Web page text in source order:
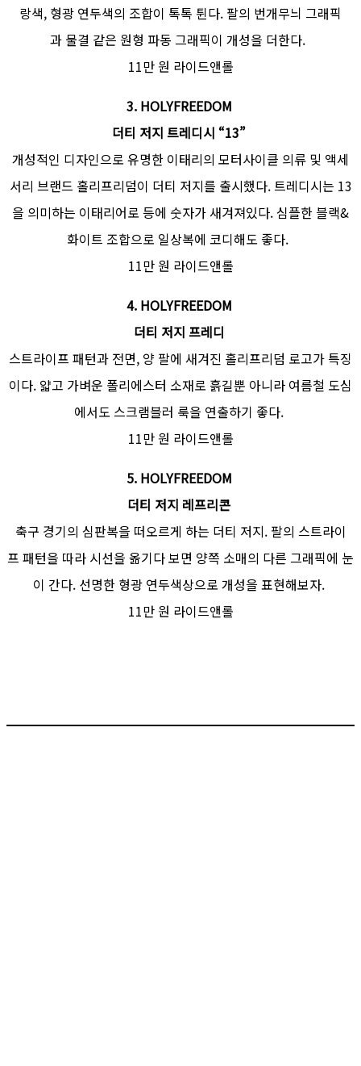
랑색, 형광 연두색의 조합이 톡톡 튄다. 팔의 번개무늬 그래픽
과 물결 같은 원형 파동 그래픽이 개성을 더한다.
11만 원 라이드앤롤
3. HOLYFREEDOM
더티 저지 트레디시 “13”
개성적인 디자인으로 유명한 이태리의 모터사이클 의류 및 액세
서리 브랜드 홀리프리덤이 더티 저지를 출시했다. 트레디시는 13
을 의미하는 이태리어로 등에 숫자가 새겨져있다. 심플한 블랙&
화이트 조합으로 일상복에 코디해도 좋다.
11만 원 라이드앤롤
4. HOLYFREEDOM
더티 저지 프레디
스트라이프 패턴과 전면, 양 팔에 새겨진 홀리프리덤 로고가 특징
이다. 얇고 가벼운 폴리에스터 소재로 흙길뿐 아니라 여름철 도심
에서도 스크램블러 룩을 연출하기 좋다.
11만 원 라이드앤롤
5. HOLYFREEDOM
더티 저지 레프리콘
축구 경기의 심판복을 떠오르게 하는 더티 저지. 팔의 스트라이
프 패턴을 따라 시선을 옮기다 보면 양쪽 소매의 다른 그래픽에 눈
이 간다. 선명한 형광 연두색상으로 개성을 표현해보자.
11만 원 라이드앤롤